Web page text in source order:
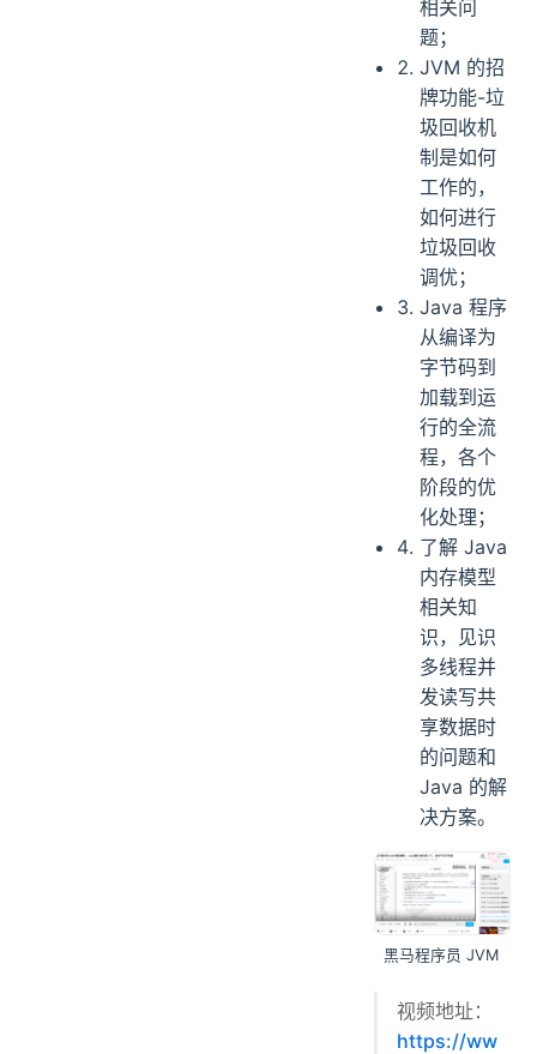
相关问
题；
JVM 的招
牌功能-垃
圾回收机
制是如何
工作的，
如何进行
垃圾回收
调优；
Java 程序
从编译为
字节码到
加载到运
行的全流
程，各个
阶段的优
化处理；
了解 Java
内存模型
相关知
识，见识
多线程并
发读写共
享数据时
的问题和
Java 的解
决方案。
黑马程序员 JVM
视频地址：
https://ww